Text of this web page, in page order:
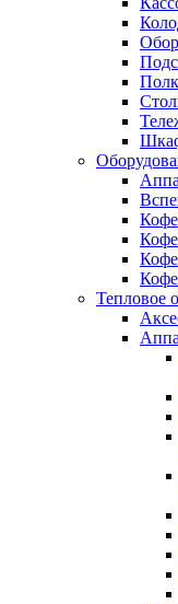
Тепловое